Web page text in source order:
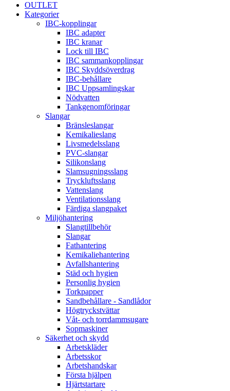
OUTLET
Kategorier
IBC-kopplingar
IBC adapter
IBC kranar
Lock till IBC
IBC sammankopplingar
IBC Skyddsöverdrag
IBC-behållare
IBC Uppsamlingskar
Nödvatten
Tankgenomföringar
Slangar
Bränsleslangar
Kemikalieslang
Livsmedelsslang
PVC-slangar
Silikonslang
Slamsugningsslang
Tryckluftsslang
Vattenslang
Ventilationsslang
Färdiga slangpaket
Miljöhantering
Slangtillbehör
Slangar
Fathantering
Kemikaliehantering
Avfallshantering
Städ och hygien
Personlig hygien
Torkpapper
Sandbehållare - Sandlådor
Högtryckstvättar
Våt- och torrdammsugare
Sopmaskiner
Säkerhet och skydd
Arbetskläder
Arbetsskor
Arbetshandskar
Första hjälpen
Hjärtstartare